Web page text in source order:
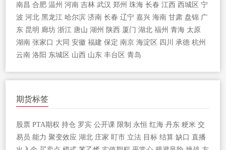
南昌 合肥 温州 河南 吉林 武汉 郑州 珠海 长春 江西 西城区 宁
波 河北 黑龙江 哈尔滨 济南 长春 辽宁 嘉兴 海南 甘肃 盘锦 广
东 昆明 廊坊 浙江 唐山 湖州 陕西 厦门 湖北 福州 青海 太原
湖南 张家口 大同 安徽 福建 保定 南京 海淀区 四川 承德 杭州
云南 洛阳 东城区 山西 山东 丰台区 青岛
期货标签
股票 PTA期权 持仓 罗宾 公开课 限制 永恒 红海 丹东 粳米 交
易员 能力 聚变效应 湖北 庄家 盯市 立法 目标 结算 缺口 直播